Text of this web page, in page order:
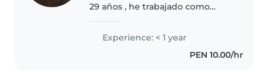
29 años , he trabajado como
inicial hasta secundaria y
actualmente estoy en mi 7mo
Experience: < 1 year
PEN 10.00/hr